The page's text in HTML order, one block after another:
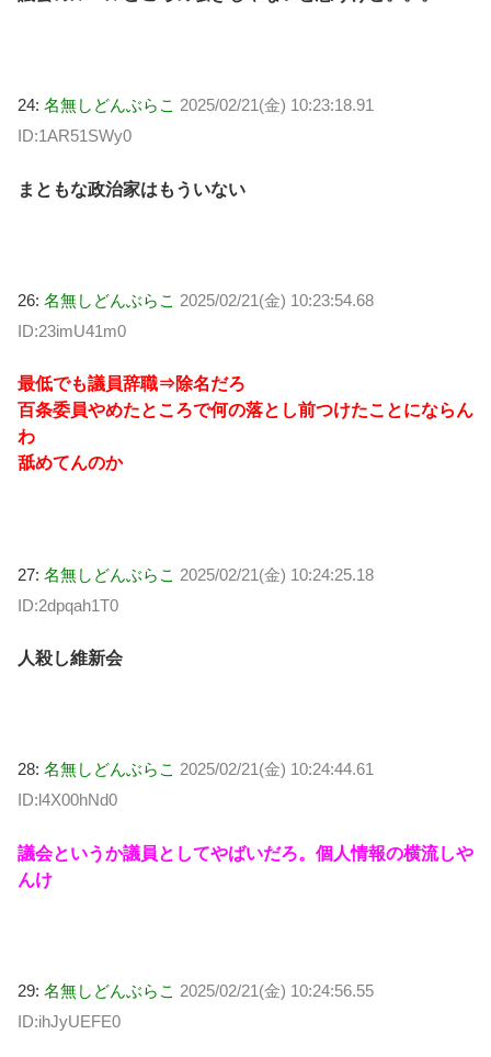
24: 名無しどんぶらこ 2025/02/21(金) 10:23:18.91
ID:1AR51SWy0
まともな政治家はもういない
26: 名無しどんぶらこ 2025/02/21(金) 10:23:54.68
ID:23imU41m0
最低でも議員辞職⇒除名だろ
百条委員やめたところで何の落とし前つけたことにならん
わ
舐めてんのか
27: 名無しどんぶらこ 2025/02/21(金) 10:24:25.18
ID:2dpqah1T0
人殺し維新会
28: 名無しどんぶらこ 2025/02/21(金) 10:24:44.61
ID:l4X00hNd0
議会というか議員としてやばいだろ。個人情報の横流しや
んけ
29: 名無しどんぶらこ 2025/02/21(金) 10:24:56.55
ID:ihJyUEFE0